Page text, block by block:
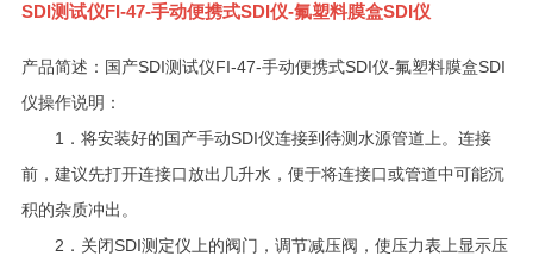
SDI测试仪FI-47-手动便携式SDI仪-氟塑料膜盒SDI仪
产品简述：国产SDI测试仪FI-47-手动便携式SDI仪-氟塑料膜盒SDI
仪操作说明：
1．将安装好的国产手动SDI仪连接到待测水源管道上。连接
前，建议先打开连接口放出几升水，便于将连接口或管道中可能沉
积的杂质冲出。
2．关闭SDI测定仪上的阀门，调节减压阀，使压力表上显示压